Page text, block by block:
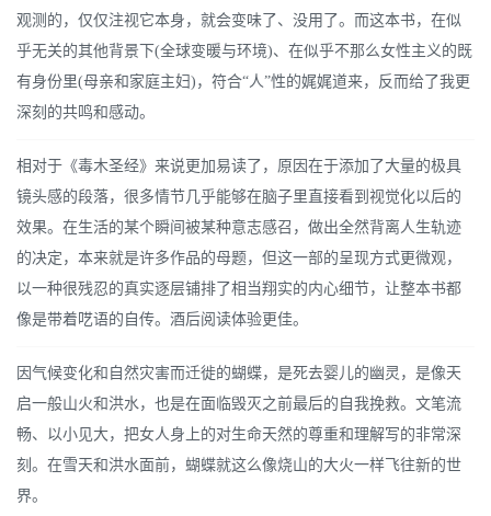
观测的，仅仅注视它本身，就会变味了、没用了。而这本书，在似
乎无关的其他背景下(全球变暖与环境)、在似乎不那么女性主义的既
有身份里(母亲和家庭主妇)，符合“人”性的娓娓道来，反而给了我更
深刻的共鸣和感动。
相对于《毒木圣经》来说更加易读了，原因在于添加了大量的极具
镜头感的段落，很多情节几乎能够在脑子里直接看到视觉化以后的
效果。在生活的某个瞬间被某种意志感召，做出全然背离人生轨迹
的决定，本来就是许多作品的母题，但这一部的呈现方式更微观，
以一种很残忍的真实逐层铺排了相当翔实的内心细节，让整本书都
像是带着呓语的自传。酒后阅读体验更佳。
因气候变化和自然灾害而迁徙的蝴蝶，是死去婴儿的幽灵，是像天
启一般山火和洪水，也是在面临毁灭之前最后的自我挽救。文笔流
畅、以小见大，把女人身上的对生命天然的尊重和理解写的非常深
刻。在雪天和洪水面前，蝴蝶就这么像烧山的大火一样飞往新的世
界。